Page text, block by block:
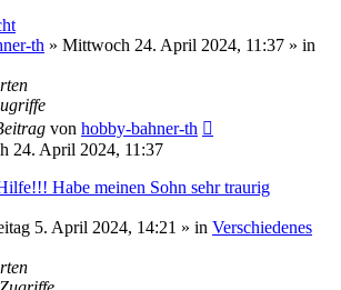
th » Mittwoch 24. April 2024, 11:37 » in
von hobby-bahner-th
24. April 2024, 11:37
Habe meinen Sohn sehr traurig
5. April 2024, 14:21 » in Verschiedenes